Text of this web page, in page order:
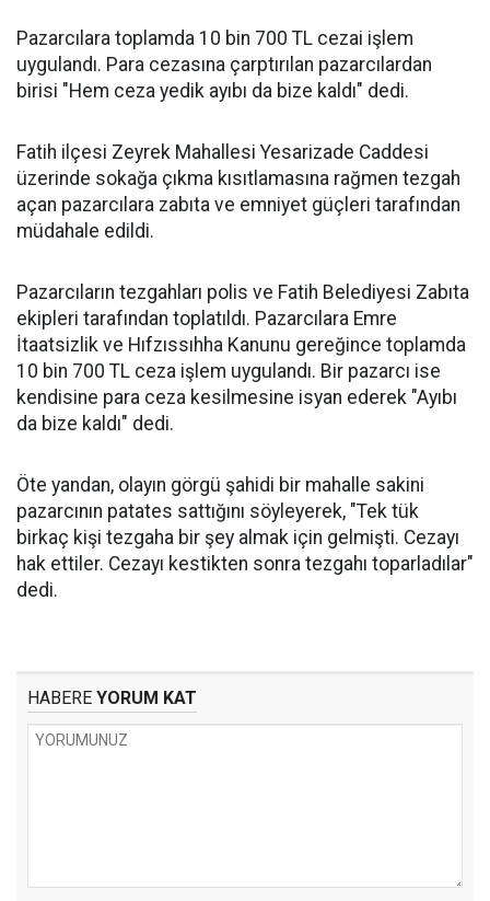
Pazarcılara toplamda 10 bin 700 TL cezai işlem
uygulandı. Para cezasına çarptırılan pazarcılardan
birisi "Hem ceza yedik ayıbı da bize kaldı" dedi.
Fatih ilçesi Zeyrek Mahallesi Yesarizade Caddesi
üzerinde sokağa çıkma kısıtlamasına rağmen tezgah
açan pazarcılara zabıta ve emniyet güçleri tarafından
müdahale edildi.
Pazarcıların tezgahları polis ve Fatih Belediyesi Zabıta
ekipleri tarafından toplatıldı. Pazarcılara Emre
İtaatsizlik ve Hıfzıssıhha Kanunu gereğince toplamda
10 bin 700 TL ceza işlem uygulandı. Bir pazarcı ise
kendisine para ceza kesilmesine isyan ederek "Ayıbı
da bize kaldı" dedi.
Öte yandan, olayın görgü şahidi bir mahalle sakini
pazarcının patates sattığını söyleyerek, "Tek tük
birkaç kişi tezgaha bir şey almak için gelmişti. Cezayı
hak ettiler. Cezayı kestikten sonra tezgahı toparladılar"
dedi.
HABERE YORUM KAT